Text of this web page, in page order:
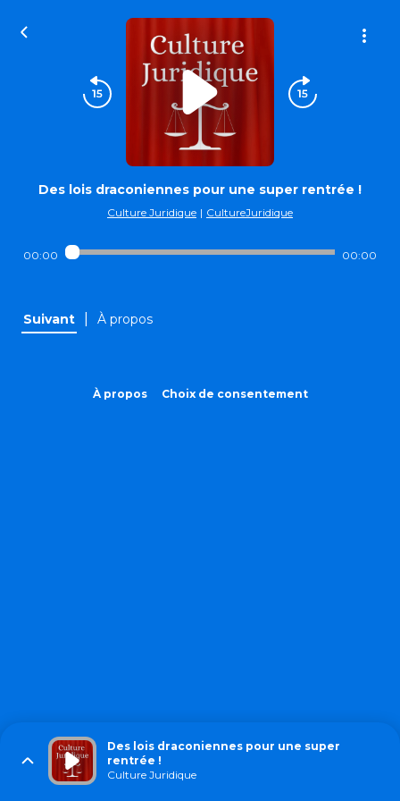
Des lois draconiennes pour une super rentrée !
Culture Juridique | CultureJuridique
00:00 00:00
Suivant À propos
À propos Choix de consentement
Des lois draconiennes pour une super
rentrée !
Culture Juridique